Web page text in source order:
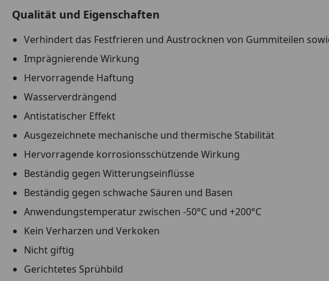
Qualität und Eigenschaften
Verhindert das Festfrieren und Austrocknen von Gummiteilen
Imprägnierende Wirkung
Hervorragende Haftung
Wasserverdrängend
Antistatischer Effekt
Ausgezeichnete mechanische und thermische Stabilität
Hervorragende korrosionsschützende Wirkung
Beständig gegen Witterungseinflüsse
Beständig gegen schwache Säuren und Basen
Anwendungstemperatur zwischen -50°C und +200°C
Kein Verharzen und Verkoken
Nicht giftig
Gerichtetes Sprühbild